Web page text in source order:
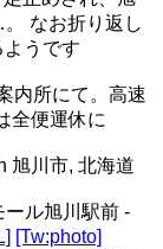
なお折り返し
うです
内所にて。高速
全便運休に
旭川市, 北海道
ール旭川駅前 -
[Tw:photo]